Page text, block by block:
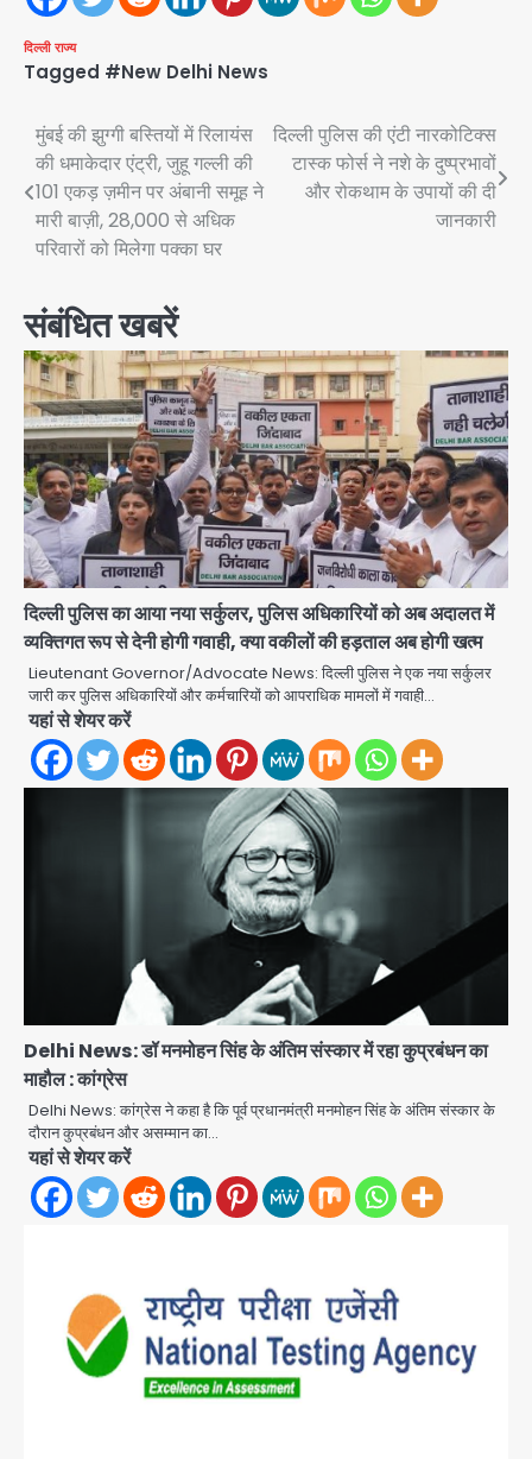
दिल्ली राज्य
Tagged #New Delhi News
Post
navigation
मुंबई की झुग्गी बस्तियों में रिलायंस
की धमाकेदार एंट्री, जुहू गल्ली की
101 एकड़ ज़मीन पर अंबानी समूह ने
मारी बाज़ी, 28,000 से अधिक
परिवारों को मिलेगा पक्का घर
दिल्ली पुलिस की एंटी नारकोटिक्स
टास्क फोर्स ने नशे के दुष्प्रभावों
और रोकथाम के उपायों की दी
जानकारी
संबंधित खबरें
दिल्ली पुलिस का आया नया सर्कुलर, पुलिस अधिकारियों को अब अदालत में
व्यक्तिगत रूप से देनी होगी गवाही, क्या वकीलों की हड़ताल अब होगी खत्म
Lieutenant Governor/Advocate News: दिल्ली पुलिस ने एक नया सर्कुलर
जारी कर पुलिस अधिकारियों और कर्मचारियों को आपराधिक मामलों में गवाही…
यहां से शेयर करें
Delhi News: डॉ मनमोहन सिंह के अंतिम संस्कार में रहा कुप्रबंधन का
माहौल : कांग्रेस
Delhi News: कांग्रेस ने कहा है कि पूर्व प्रधानमंत्री मनमोहन सिंह के अंतिम संस्कार के
दौरान कुप्रबंधन और असम्मान का…
यहां से शेयर करें
एंटी-बर्गलरी सेल की बड़ी कामयाबी, चोरी के
माल की खरीद-फरोख्त करने वाले गिरोह का
भंडाफोड़
Team JHJ
सरकारी भर्ती परीक्षाओं में नकल कराने वाले
अंतरराज्यीय गिरोह का भंडाफोड़, मास्टरमाइंड
समेत 7 गिरफ्तार
Team JHJ
4
आॅपरेशन ह्यप्रहारह्ण : 72 घंटे में उत्तर-पश्चिम
Team JHJ
Sajid Rashidi’s controversial:
शिवभक्त नहीं, आतंकवादी हैं’, मौलाना का
Har Ghar Tiranga Campaign:
गौतमबुद्धनगर में 9 से 17 अगस्त तक चलेगा जन-
जागरूकता महाअभियान, डीएम ने की समीक्षा
बैठक
Avinash Kumar